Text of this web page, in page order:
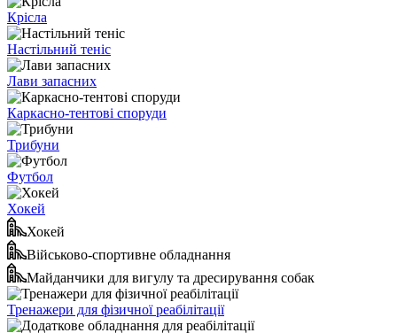
Крісла
Настільний теніс
Лави запасних
Каркасно-тентові споруди
Трибуни
Футбол
Хокей
Хокей
Військово-спортивне обладнання
Майданчики для вигулу та дресирування собак
Тренажери для фізичної реабілітації